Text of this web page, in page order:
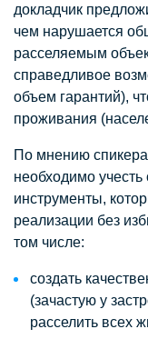
докладчик
чем нарушается
расселяемым
справедливое
объем гарантий),
проживания
По мнению
необходимо
инструменты,
реализации без
том числе:
создать
(зачастую у
расселить всех